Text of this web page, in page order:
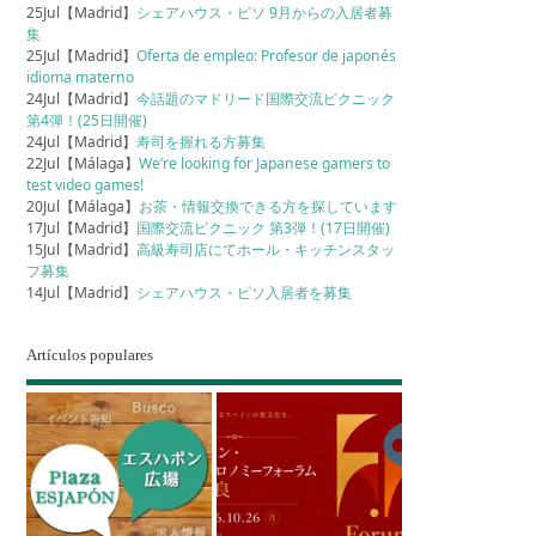
25Jul【Madrid】 シェアハウス・ピソ 9月からの入居者募
集
25Jul【Madrid】Oferta de empleo: Profesor de japonés
idioma materno
24Jul【Madrid】今話題のマドリード国際交流ピクニック
第4弾！(25日開催)
24Jul【Madrid】寿司を握れる方募集
22Jul【Málaga】We’re looking for Japanese gamers to
test video games!
20Jul【Málaga】 お茶・情報交換できる方を探しています
17Jul【Madrid】 国際交流ピクニック 第3弾！(17日開催)
15Jul【Madrid】高級寿司店にてホール・キッチンスタッ
フ募集
14Jul【Madrid】 シェアハウス・ピソ入居者を募集
Artículos populares